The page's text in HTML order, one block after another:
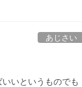
あじさい
いというものでも